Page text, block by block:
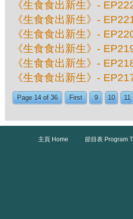
《生食食出新生》-
《生食食出新生》-
《生食食出新生》-
《生食食出新生》-
《生食食出新生》-
《生食食出新生》-
Page 14 of 36 First 9 10 11
主頁 Home 節目表 Program